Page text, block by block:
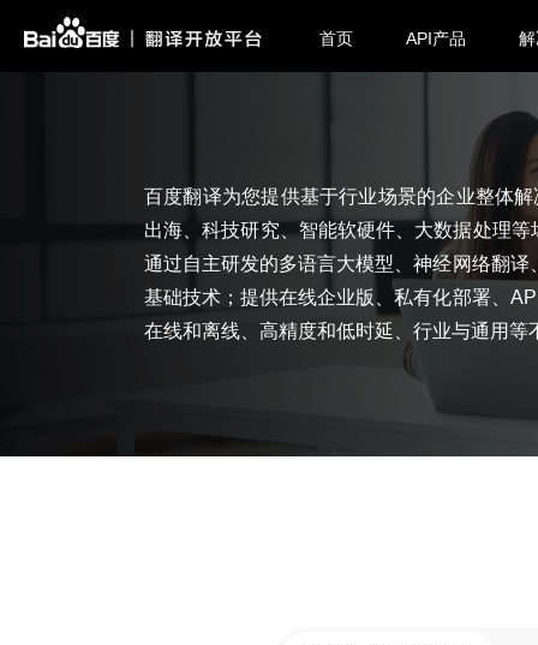
首页 API产品
百度翻译为您提供基于行业场景的企业整体
出海、科技研究、智能软硬件、大数据处理
通过自主研发的多语言大模型、神经网络翻
基础技术；提供在线企业版、私有化部署、
在线和离线、高精度和低时延、行业与通用等